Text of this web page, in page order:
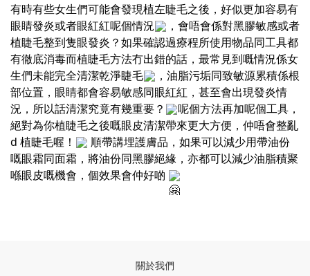
有時有些女生們可能會發現植左睫毛之後，好似更加容易有
眼睛發炎或者眼紅紅呢個情況
，會唔會係對黑膠敏感或者
植睫毛整到隻眼發炎？如果確認過療程所使用物品同工具都
有徹底消毒而植睫毛方法冇出錯的話，最常見到嘅情況係女
生們未能完全清潔乾淨睫毛
，油脂污垢同致敏源累積係根
部位置，眼睛都會容易敏感同眼紅紅，甚至會出現發炎情
況，所以話清潔究竟有幾重要？
呢個方法再加呢個工具，
絕對為你植睫毛之後嘅眼皮清潔帶來更大方便，仲唔會整亂
d 植睫毛喔！
順帶講埋護膚品，如果可以減少用帶油份
嘅眼霜同面霜，將油份同黑膠絕緣，亦都可以減少油脂積聚
喺眼皮嘅機會，個效果會仲好啲
關於我們